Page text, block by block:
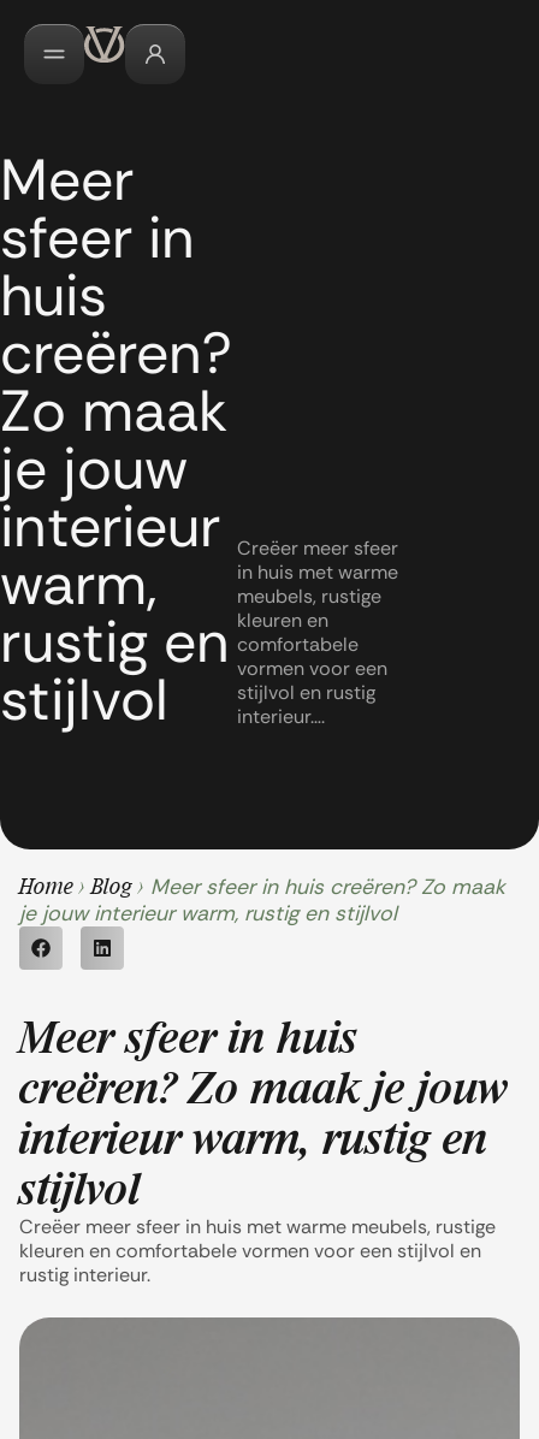
Meer
sfeer in
huis
creëren?
Zo maak
je jouw
interieur
warm,
rustig en
stijlvol
Creëer meer sfeer
in huis met warme
meubels, rustige
kleuren en
comfortabele
vormen voor een
stijlvol en rustig
interieur….
Home >Blog > Meer sfeer in huis creëren? Zo maak
je jouw interieur warm, rustig en stijlvol
Meer sfeer in huis
creëren? Zo maak je jouw
interieur warm, rustig en
stijlvol
Creëer meer sfeer in huis met warme meubels, rustige
kleuren en comfortabele vormen voor een stijlvol en
rustig interieur.